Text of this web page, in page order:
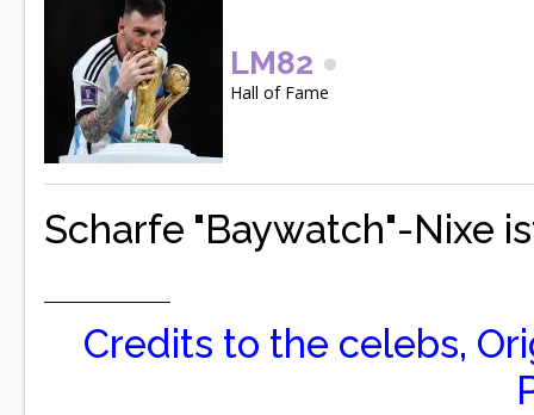
LM82
Hall of Fame
Scharfe "Baywatch"-Nixe
Credits to the celebs,